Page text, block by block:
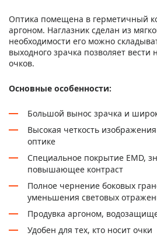
Оптика помещена в герметичный
аргоном. Наглазник сделан из
необходимости его можно
выходного зрачка позволяет
очков.
Основные особенности:
Большой вынос зрачка и
Высокая четкость
оптике
Специальное покрытие EMD,
повышающее контраст
Полное чернение боковых
уменьшения световых
Продувка аргоном,
Удобен для тех, кто носит очки